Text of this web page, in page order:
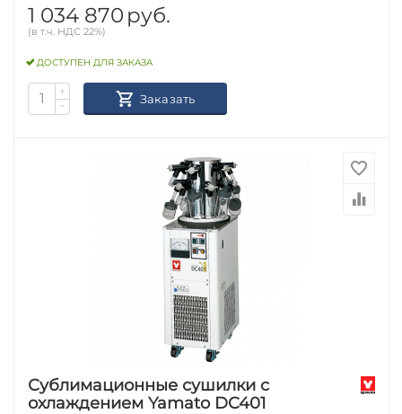
1 034 870 руб.
(в т.ч. НДС 22%)
ДОСТУПЕН ДЛЯ ЗАКАЗА
+
−
Заказать
Сублимационные сушилки с
охлаждением Yamato DC401